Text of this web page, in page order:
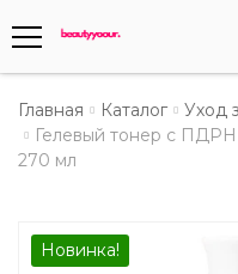
Телефоны
+375 (29) 8405655
+375 (29) 5487677
Контактный номер для
Главная Каталог Уход
Гелевый тонер с ПДРН
270 мл
Новинка!